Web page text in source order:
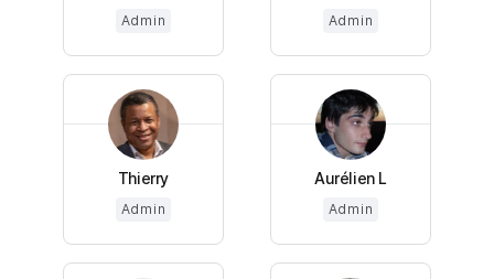
Admin Admin
Thierry
Admin
Aurélien L
Admin